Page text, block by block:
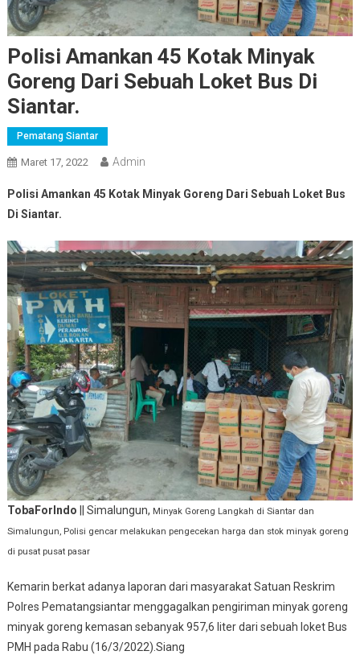
Polisi Amankan 45 Kotak Minyak
Goreng Dari Sebuah Loket Bus Di
Siantar.
Pematang Siantar
Maret 17, 2022 Admin
Polisi Amankan 45 Kotak Minyak Goreng Dari Sebuah Loket Bus
Di Siantar.
TobaForIndo || Simalungun, Minyak Goreng Langkah di Siantar dan
Simalungun, Polisi gencar melakukan pengecekan harga dan stok minyak goreng
di pusat pusat pasar
Kemarin berkat adanya laporan dari masyarakat Satuan Reskrim
Polres Pematangsiantar menggagalkan pengiriman minyak goreng
minyak goreng kemasan sebanyak 957,6 liter dari sebuah loket Bus
PMH pada Rabu (16/3/2022).Siang